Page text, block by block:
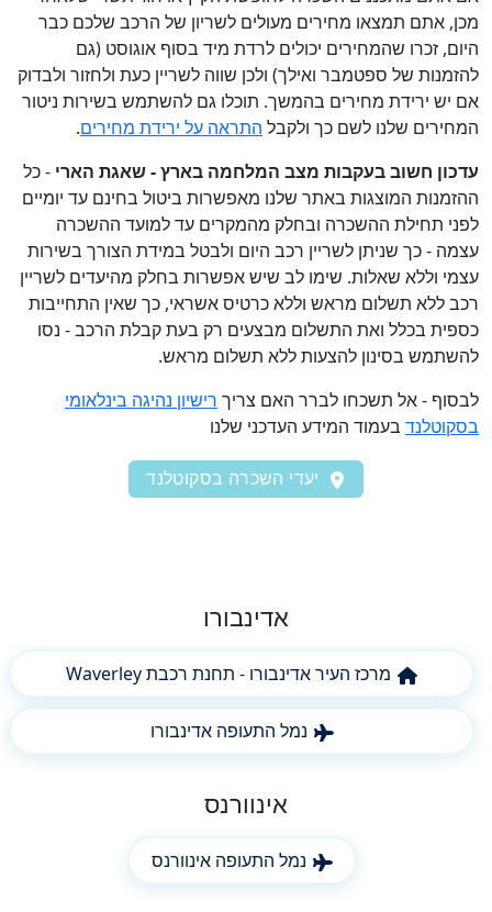
מכן, אתם תמצאו מחירים מעולים לשריון של הרכב שלכם כבר
היום, זכרו שהמחירים יכולים לרדת מיד בסוף אוגוסט (גם
להזמנות של ספטמבר ואילך) ולכן שווה לשריין כעת ולחזור ולבדוק
אם יש ירידת מחירים בהמשך. תוכלו גם להשתמש בשירות ניטור
המחירים שלנו לשם כך ולקבל התראה על ירידת מחירים.
עדכון חשוב בעקבות מצב המלחמה בארץ - שאגת הארי - כל
ההזמנות המוצגות באתר שלנו מאפשרות ביטול בחינם עד יומיים
לפני תחילת ההשכרה ובחלק מהמקרים עד למועד ההשכרה
עצמה - כך שניתן לשריין רכב היום ולבטל במידת הצורך בשירות
עצמי וללא שאלות. שימו לב שיש אפשרות בחלק מהיעדים לשריין
רכב ללא תשלום מראש וללא כרטיס אשראי, כך שאין התחייבות
כספית בכלל ואת התשלום מבצעים רק בעת קבלת הרכב - נסו
להשתמש בסינון להצעות ללא תשלום מראש.
לבסוף - אל תשכחו לברר האם צריך רישיון נהיגה בינלאומי
בסקוטלנד בעמוד המידע העדכני שלנו
יעדי השכרה בסקוטלנד
אדינבורו
מרכז העיר אדינבורו - תחנת רכבת Waverley
נמל התעופה אדינבורו
אינוורנס
נמל התעופה אינוורנס